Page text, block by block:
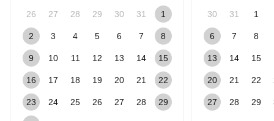
26 27 28 29 30 31 1
2 3 4 5 6 7 8
9 10 11 12 13 14 15
16 17 18 19 20 21 22
23 24 25 26 27 28 29
30 31 1
6 7 8
13 14 15
20 21 22
27 28 29